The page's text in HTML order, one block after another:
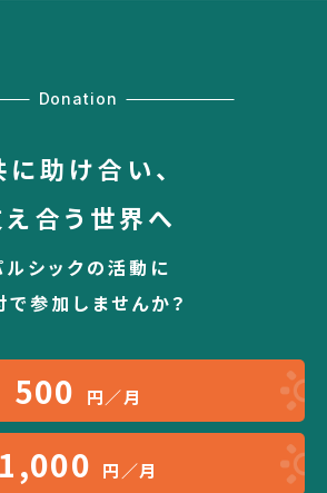
Donation
に助け合い、
え合う世界へ
ルシックの活動に
で参加しませんか？
500 円／月
1,000 円／月